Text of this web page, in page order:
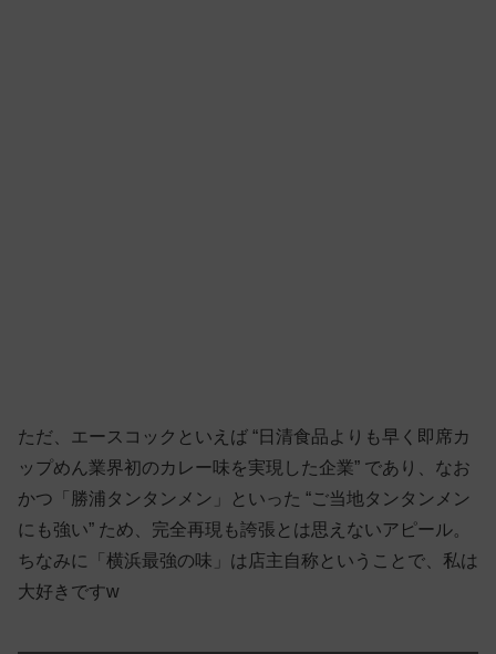
ただ、エースコックといえば “日清食品よりも早く即席カ
ップめん業界初のカレー味を実現した企業” であり、なお
かつ「勝浦タンタンメン」といった “ご当地タンタンメン
にも強い” ため、完全再現も誇張とは思えないアピール。
ちなみに「横浜最強の味」は店主自称ということで、私は
大好きですw